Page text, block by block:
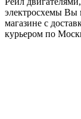
электросхемы Вы
магазине с
курьером по